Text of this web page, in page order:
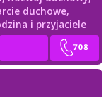
duchowe,
i przyjaciele